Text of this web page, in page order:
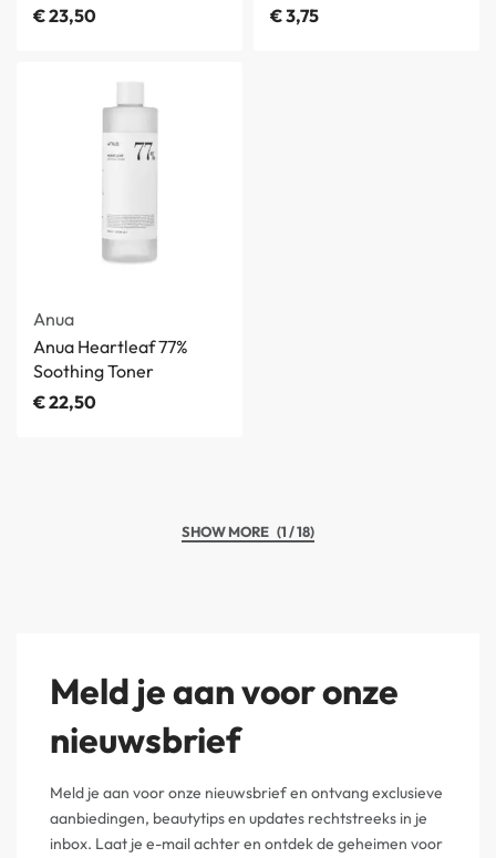
€23,50
€3,75
Anua
Anua Heartleaf 77%
Soothing Toner
€22,50
(1 / 18)
Meld je aan voor onze
nieuwsbrief
Meld je aan voor onze nieuwsbrief en ontvang exclusieve
aanbiedingen, beautytips en updates rechtstreeks in je
inbox. Laat je e-mail achter en ontdek de geheimen voor